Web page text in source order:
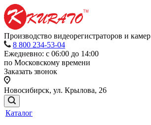
Производство видеорегистраторов и камер
8 800 234-53-04
Ежедневно: с 06:00 до 14:00
по Московскому времени
Заказать звонок
Новосибирск, ул. Крылова, 26
Каталог